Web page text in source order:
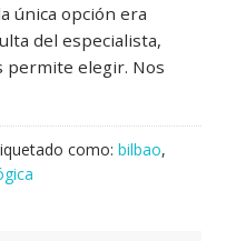
única opción era
del especialista,
permite elegir. Nos
como: bilbao,